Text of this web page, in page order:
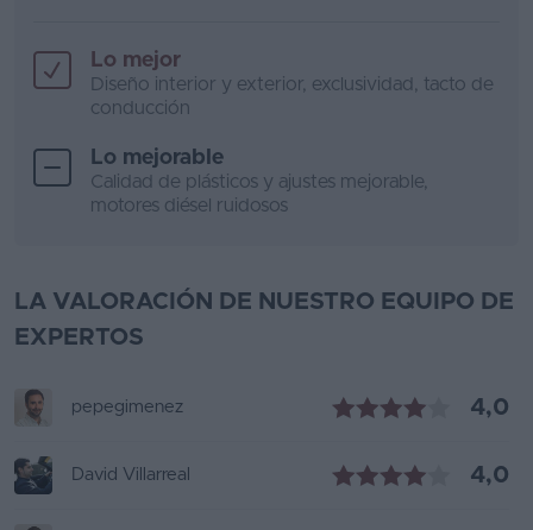
Lo mejor
Diseño interior y exterior, exclusividad, tacto de
conducción
Lo mejorable
Calidad de plásticos y ajustes mejorable,
motores diésel ruidosos
LA VALORACIÓN DE NUESTRO EQUIPO DE
EXPERTOS
pepegimenez 4,0
David Villarreal 4,0